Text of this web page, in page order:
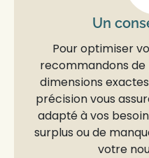
Un
Pour optimiser
recommandons
dimensions exactes
précision vous
adapté à vos
surplus ou de
votre